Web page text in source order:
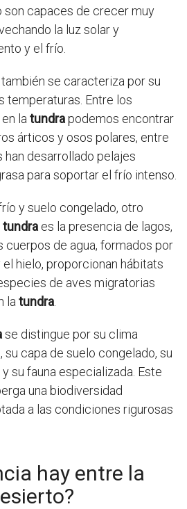
son capaces de crecer muy
la luz solar y
y el frío.
también se caracteriza por su
temperaturas. Entre los
la tundrapodemos encontrar
árticos y osos polares, entre
desarrollado pelajes
para soportar el frío intenso.
y suelo congelado, otro
tundra es la presencia de lagos,
cuerpos de agua, formados por
el hielo, proporcionan hábitats
de aves migratorias
la tundra
se distingue por su clima
capa de suelo congelado, su
su fauna especializada. Este
una biodiversidad
a las condiciones rigurosas
hay entre la